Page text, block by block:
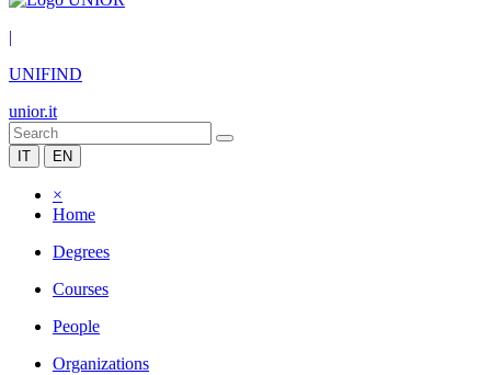
|
UNIFIND
unior.it
IT EN
×
Home
Degrees
Courses
People
Organizations